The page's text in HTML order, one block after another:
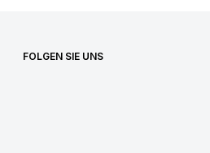
FOLGEN SIE UNS